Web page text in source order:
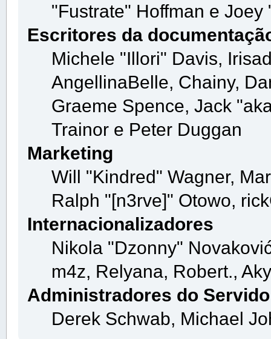
"Fustrate" Hoffman e Joey
Escritores da
Michele "Illori" Davis,
AngellinaBelle, Chainy,
Graeme Spence, Jack
Trainor e Peter Duggan
Marketing
Will "Kindred" Wagner,
Ralph "[n3rve]" Otowo,
Internacionalizadores
Nikola "Dzonny"
m4z, Relyana, Robert.,
Administradores do
Derek Schwab, Michael